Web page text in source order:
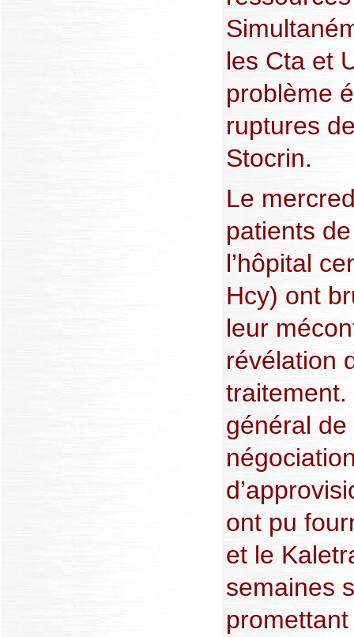
les Cta et
problème
ruptures
Stocrin.
Le
patients
l’hôpital
Hcy) ont
leur
révélation
général de
ont pu
et le
semaines